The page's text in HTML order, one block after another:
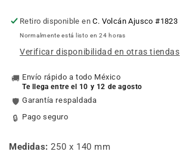
EVA
140
Riel
EVA
140
Riel
Retiro disponible enC. Volcán Ajusco #1823
Normalmente está listo en 24 horas
Verificar disponibilidad en otras tiendas
🚚 Envío rápido a todo México
Te llega entre el 10 y 12 de agosto
🛡️ Garantía respaldada
🔒 Pago seguro
Medidas: 250 x 140 mm